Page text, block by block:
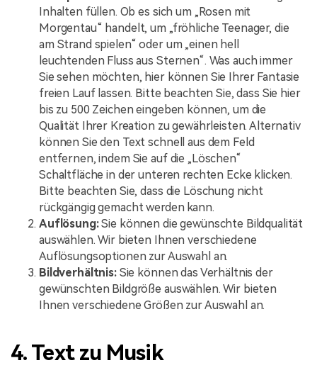
Inhalten füllen. Ob es sich um „Rosen mit
Morgentau“ handelt, um „fröhliche Teenager, die
am Strand spielen“ oder um „einen hell
leuchtenden Fluss aus Sternen“. Was auch immer
Sie sehen möchten, hier können Sie Ihrer Fantasie
freien Lauf lassen. Bitte beachten Sie, dass Sie hier
bis zu 500 Zeichen eingeben können, um die
Qualität Ihrer Kreation zu gewährleisten. Alternativ
können Sie den Text schnell aus dem Feld
entfernen, indem Sie auf die „Löschen“
Schaltfläche in der unteren rechten Ecke klicken.
Bitte beachten Sie, dass die Löschung nicht
rückgängig gemacht werden kann.
Auflösung:Sie können die gewünschte Bildqualität
auswählen. Wir bieten Ihnen verschiedene
Auflösungsoptionen zur Auswahl an.
Bildverhältnis:Sie können das Verhältnis der
gewünschten Bildgröße auswählen. Wir bieten
Ihnen verschiedene Größen zur Auswahl an.
4. Text zu Musik